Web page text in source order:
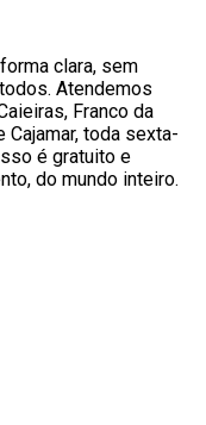
clara, sem
Atendemos
Franco da
Cajamar, toda sexta-
é gratuito e
do mundo inteiro.